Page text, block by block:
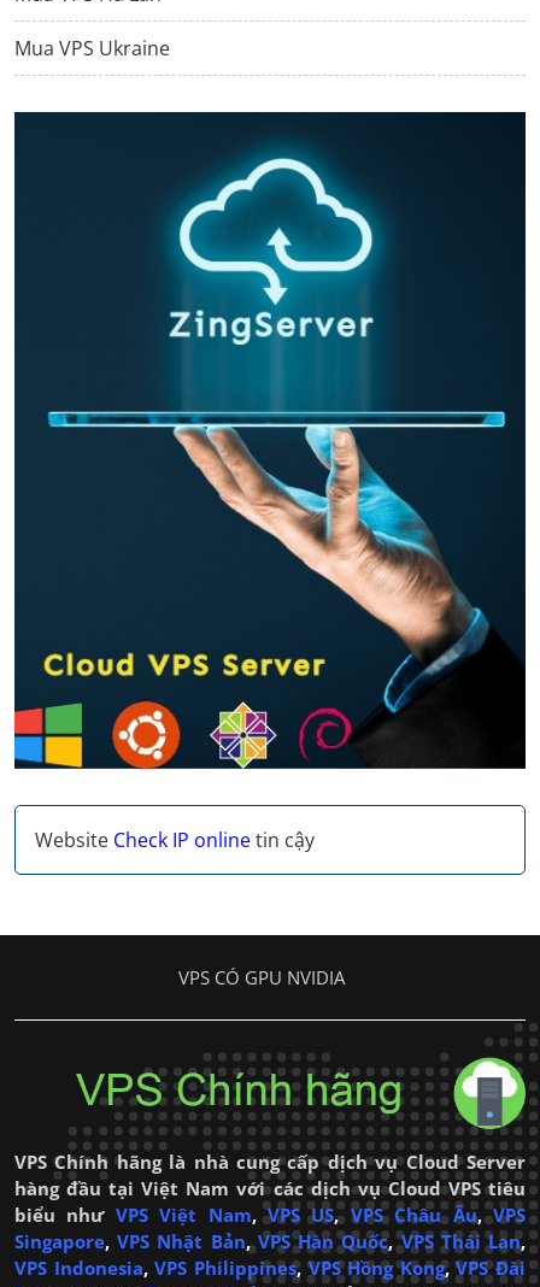
Mua VPS Ukraine
Website Check IP onlinetin cậy
VPS CÓ GPU NVIDIA
VPS Chính hãng là nhà cung cấp dịch vụ Cloud Server
hàng đầu tại Việt Nam với các dịch vụ Cloud VPS tiêu
biểu như VPS Việt Nam,VPS US,VPS Châu Âu,VPS
Singapore, VPS Nhật Bản,VPS Hàn Quốc,VPS Thái Lan,
VPS Indonesia,VPS Philippines,VPS Hồng Kong,VPS Đài